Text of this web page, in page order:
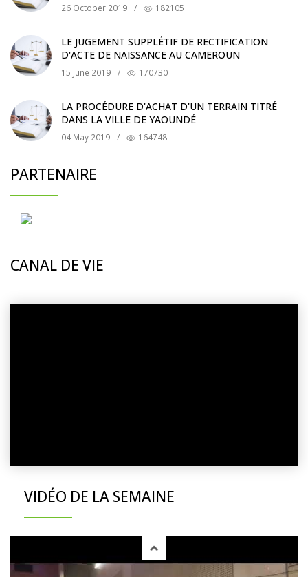
26 October 2019 / 182105
LE JUGEMENT SUPPLÉTIF DE RECTIFICATION
D'ACTE DE NAISSANCE AU CAMEROUN
15 June 2019 / 170730
LA PROCÉDURE D'ACHAT D'UN TERRAIN TITRÉ
DANS LA VILLE DE YAOUNDÉ
04 May 2019 / 164748
PARTENAIRE
CANAL DE VIE
VIDÉO DE LA SEMAINE